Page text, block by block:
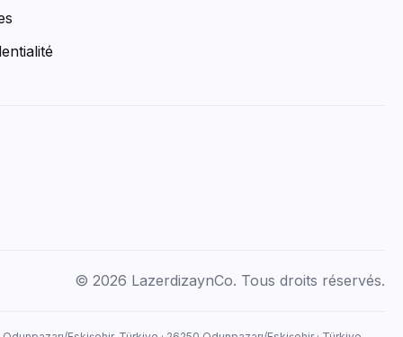
© 2026 LazerdizaynCo. Tous droits réservés.